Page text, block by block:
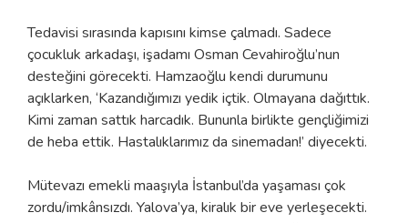
Tedavisi sırasında kapısını kimse çalmadı. Sadece
çocukluk arkadaşı, işadamı Osman Cevahiroğlu’nun
desteğini görecekti. Hamzaoğlu kendi durumunu
açıklarken, ‘Kazandığımızı yedik içtik. Olmayana dağıttık.
Kimi zaman sattık harcadık. Bununla birlikte gençliğimizi
de heba ettik. Hastalıklarımız da sinemadan!’ diyecekti.
Mütevazı emekli maaşıyla İstanbul’da yaşaması çok
zordu/imkânsızdı. Yalova’ya, kiralık bir eve yerleşecekti.